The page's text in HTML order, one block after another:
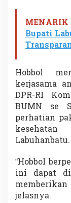
MENARIK
Bupati
Hobbol
kerjasama
DPR-RI
BUMN se
perhatian
Labuhanbatu.
“Hobbol
ini dapat
jelasnya.